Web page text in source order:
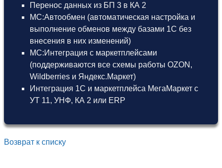
Перенос данных из БП 3 в КА 2
МС:Автообмен (автоматическая настройка и
выполнение обменов между базами 1С без
внесения в них изменений)
МС:Интеграция с маркетплейсами
(поддерживаются все схемы работы OZON,
Wildberries и Яндекс.Маркет)
Интеграция 1С и маркетплейса МегаМаркет с
УТ 11, УНФ, КА 2 или ERP
Возврат к списку